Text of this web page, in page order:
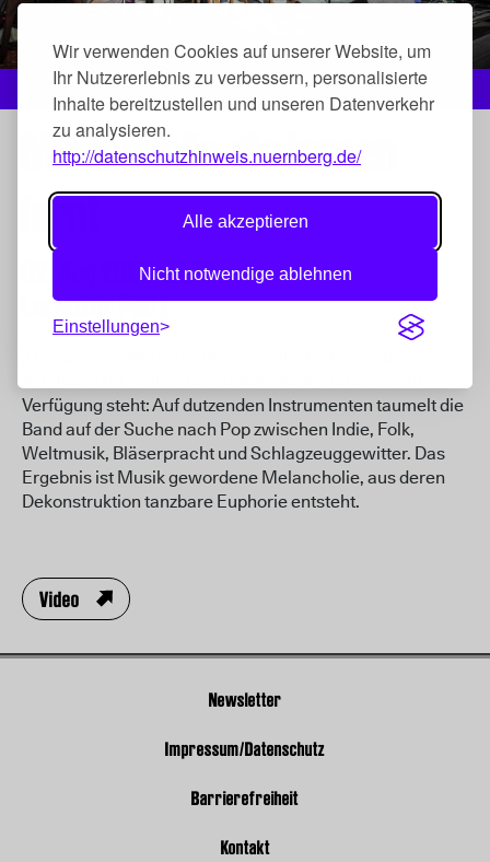
Wir verwenden Cookies auf unserer Website, um
Ihr Nutzererlebnis zu verbessern, personalisierte
Inhalte bereitzustellen und unseren Datenverkehr
zu analysieren.
http://datenschutzhinweis.nuernberg.de/
Alle akzeptieren
Nicht notwendige ablehnen
Einstellungen
Foto: Frank Schuh
Melancholie, die tanzen
lernt
02. Aug 2026,21:20
Lorenzer Platz
Verfügung steht: Auf dutzenden Instrumenten taumelt die
Band auf der Suche nach Pop zwischen Indie, Folk,
Weltmusik, Bläserpracht und Schlagzeuggewitter. Das
Ergebnis ist Musik gewordene Melancholie, aus deren
Dekonstruktion tanzbare Euphorie entsteht.
Video
Newsletter
Impressum/Datenschutz
Barrierefreiheit
Kontakt